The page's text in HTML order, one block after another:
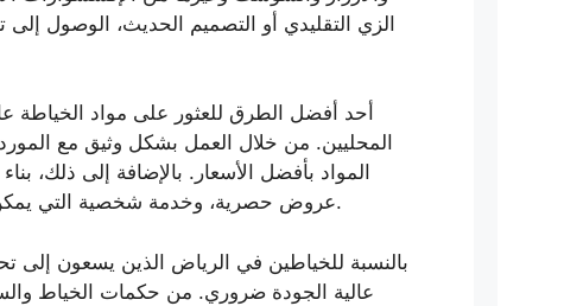
الزي التقليدي أو التصميم الحديث، الوصول
أحد أفضل الطرق للعثور على مواد الخياطة
المحليين. من خلال العمل بشكل وثيق مع
المواد بأفضل الأسعار. بالإضافة إلى ذلك،
عروض حصرية، وخدمة شخصية التي يمكن أن تساعدك في رفع مستوى عملك في مجال الخياطة.
بالنسبة للخياطين في الرياض الذين يسعون إلى
عالية الجودة ضروري. من حكمات الخياط